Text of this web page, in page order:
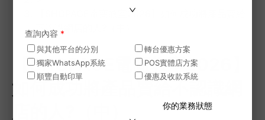
查詢內容 *
與其他平台的分別
轉台優惠方案
獨家WhatsApp系統
POS實體店方案
順豐自動印單
優惠及收款系統
你的業務狀態
【SHOPAGE電商教室2026】如何成功將產品賣給
不認識網店的人?（中）
【SHOPAGE電商教室2026】
如何成功將產品賣給不認識網